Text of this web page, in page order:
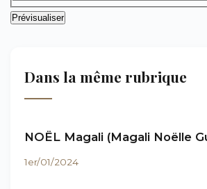
Dans la même rubrique
NOËL Magali (Magali Noëlle
1er/01/2024